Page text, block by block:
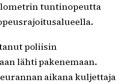
tuntinopeutta
poliisin
lähti pakenemaan.
aikana kuljettaja